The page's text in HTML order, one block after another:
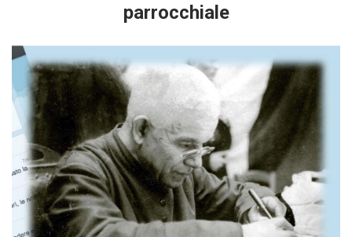
parrocchiale